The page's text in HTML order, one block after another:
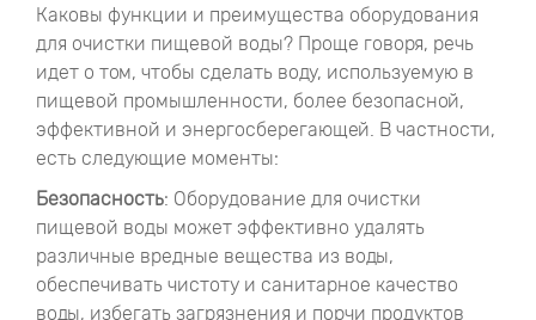
Каковы функции и преимущества оборудования
для очистки пищевой воды? Проще говоря, речь
идет о том, чтобы сделать воду, используемую в
пищевой промышленности, более безопасной,
эффективной и энергосберегающей. В частности,
есть следующие моменты:
Безопасность: Оборудование для очистки
пищевой воды может эффективно удалять
различные вредные вещества из воды,
обеспечивать чистоту и санитарное качество
воды, избегать загрязнения и порчи продуктов